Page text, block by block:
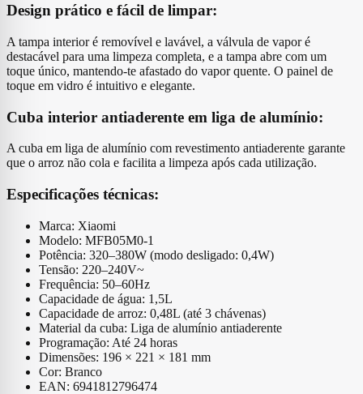
Design prático e fácil de limpar:
A tampa interior é removível e lavável, a válvula de vapor é
destacável para uma limpeza completa, e a tampa abre com um
toque único, mantendo-te afastado do vapor quente. O painel de
toque em vidro é intuitivo e elegante.
Cuba interior antiaderente em liga de alumínio:
A cuba em liga de alumínio com revestimento antiaderente garante
que o arroz não cola e facilita a limpeza após cada utilização.
Especificações técnicas:
Marca: Xiaomi
Modelo: MFB05M0-1
Potência: 320–380W (modo desligado: 0,4W)
Tensão: 220–240V~
Frequência: 50–60Hz
Capacidade de água: 1,5L
Capacidade de arroz: 0,48L (até 3 chávenas)
Material da cuba: Liga de alumínio antiaderente
Programação: Até 24 horas
Dimensões: 196 × 221 × 181 mm
Cor: Branco
EAN: 6941812796474